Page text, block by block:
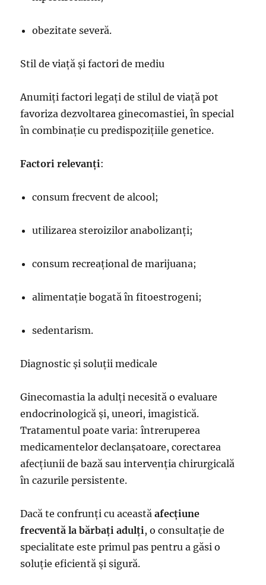
obezitate severă.
Stil de viață și factori de mediu
Anumiți factori legați de stilul de viață pot
favoriza dezvoltarea ginecomastiei, în special
în combinație cu predispozițiile genetice.
Factori relevanți:
consum frecvent de alcool;
utilizarea steroizilor anabolizanți;
consum recreațional de marijuana;
alimentație bogată în fitoestrogeni;
sedentarism.
Diagnostic și soluții medicale
Ginecomastia la adulți necesită o evaluare
endocrinologică și, uneori, imagistică.
Tratamentul poate varia: întreruperea
medicamentelor declanșatoare, corectarea
afecțiunii de bază sau intervenția chirurgicală
în cazurile persistente.
Dacă te confrunți cu aceastăafecțiune
frecventă la bărbați adulți , o consultație de
specialitate este primul pas pentru a găsi o
soluție eficientă și sigură.